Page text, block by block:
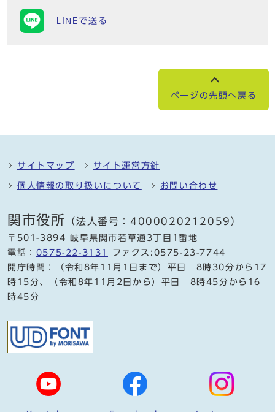
LINEで送る
ページの先頭へ戻る
サイトマップ サイト運営方針
個人情報の取り扱いについて お問い合わせ
関市役所 （法人番号：4000020212059）
〒501-3894 岐阜県関市若草通3丁目1番地
電話： 0575-22-3131
ファクス:0575-23-7744
開庁時間：（令和8年11月1日まで）平日 8時30分から17
時15分、（令和8年11月2日から）平日 8時45分から16
時45分